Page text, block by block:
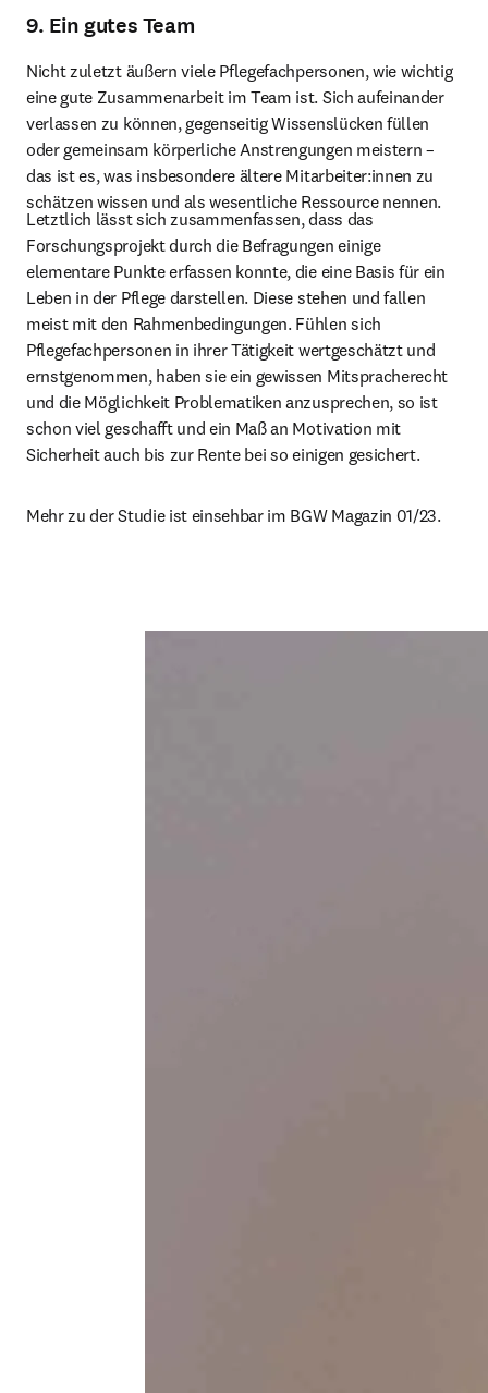
9. Ein gutes Team
Nicht zuletzt äußern viele Pflegefachpersonen, wie wichtig
eine gute Zusammenarbeit im Team ist. Sich aufeinander
verlassen zu können, gegenseitig Wissenslücken füllen
oder gemeinsam körperliche Anstrengungen meistern –
das ist es, was insbesondere ältere Mitarbeiter:innen zu
schätzen wissen und als wesentliche Ressource nennen.
Letztlich lässt sich zusammenfassen, dass das
Forschungsprojekt durch die Befragungen einige
elementare Punkte erfassen konnte, die eine Basis für ein
Leben in der Pflege darstellen. Diese stehen und fallen
meist mit den Rahmenbedingungen. Fühlen sich
Pflegefachpersonen in ihrer Tätigkeit wertgeschätzt und
ernstgenommen, haben sie ein gewissen Mitspracherecht
und die Möglichkeit Problematiken anzusprechen, so ist
schon viel geschafft und ein Maß an Motivation mit
Sicherheit auch bis zur Rente bei so einigen gesichert.
Mehr zu der Studie ist einsehbar im BGW Magazin 01/23.